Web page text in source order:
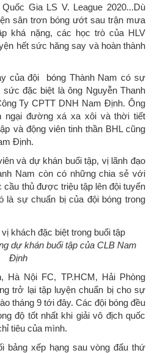
Gia LS V. League 2020...Dù
sân trơn bóng ướt sau trận mưa
khá nặng, các học trò của HLV
hết sức hăng say và hoàn thành
của đội bóng Thành Nam có sự
đặc biệt là ông Nguyễn Thanh
Ty CPTT DNH Nam Định. Ông
ngại đường xá xa xôi và thời tiết
và động viên tinh thần BHL cũng
Định.
và dự khán buổi tập, vị lãnh đạo
Nam còn có những chia sẻ với
cầu thủ được triệu tập lên đội tuyển
là sự chuẩn bị của đội bóng trong
dự khán buổi tập của CLB Nam
Định
Hà Nội FC, TP.HCM, Hải Phòng
trở lại tập luyện chuẩn bị cho sự
tháng 9 tới đây. Các đội bóng đều
độ tốt nhất khi giải vô địch quốc
tiêu của mình.
bảng xếp hạng sau vòng đấu thứ